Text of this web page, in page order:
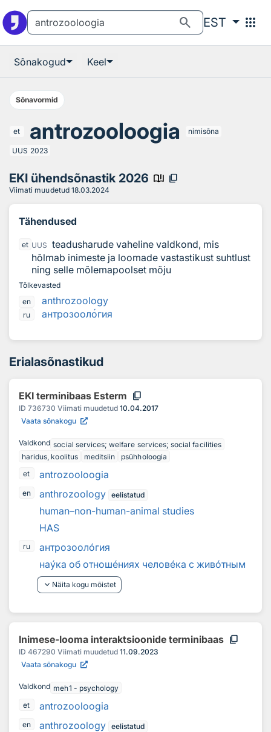
search EST apps
Sõnakogud Keel
Sõnavormid
et antrozooloogia nimisõna
UUS 2023
EKI ühendsõnastik 2026 book_ribbon content_copy
Viimati muudetud 18.03.2024
Tähendused
et UUS
teadusharude vaheline valdkond, mis
hõlmab inimeste ja loomade vastastikust suhtlust
ning selle mõlemapoolset mõju
Tõlkevasted
en
anthrozoology
ru антрозоология
Erialasõnastikud
EKI terminibaas Esterm content_copy
ID 736730 Viimati muudetud 10.04.2017
Vaata sõnakogu
Valdkond social services; welfare services; social facilities
haridus, koolitus
meditsiin
psühholoogia
et
antrozooloogia
en anthrozoology eelistatud
human–non-human-animal studies
HAS
ru антрозоология
наука об отношениях человека с животным
keyboard_arrow_down Näita kogu mõistet
Inimese-looma interaktsioonide terminibaas content_copy
ID 467290 Viimati muudetud 11.09.2023
Vaata sõnakogu
Valdkond meh1 - psychology
et
antrozooloogia
en anthrozoology eelistatud